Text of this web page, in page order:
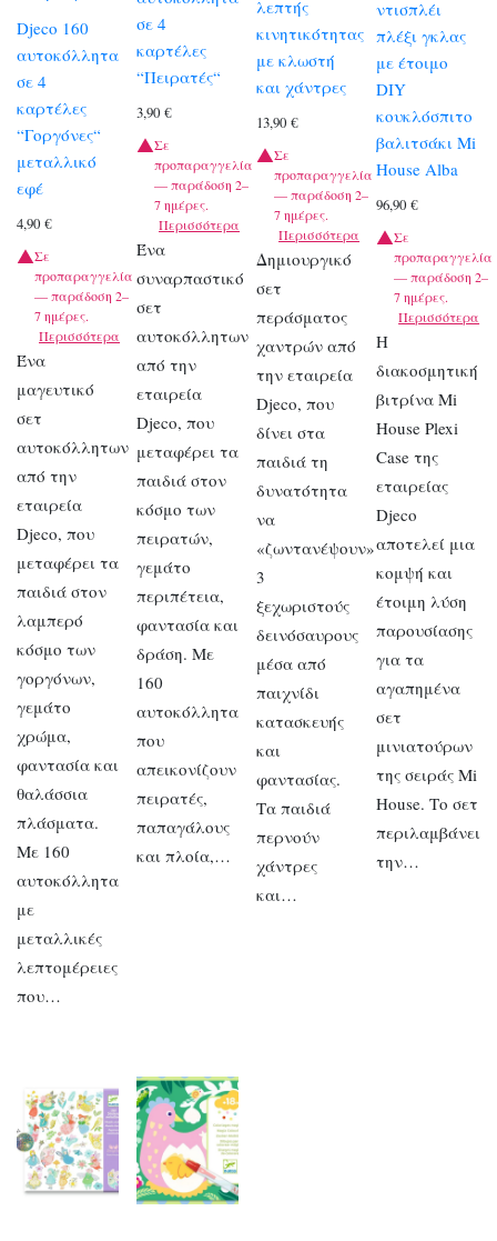
Djeco 160
αυτοκόλλητα
σε 4
καρτέλες
“Γοργόνες“
μεταλλικό
εφέ
4,90 €
Σε
προπαραγγελία
— παράδοση 2–
7 ημέρες.
Περισσότερα
Ένα
μαγευτικό
σετ
αυτοκόλλητων
από την
εταιρεία
Djeco, που
μεταφέρει τα
παιδιά στον
λαμπερό
κόσμο των
γοργόνων,
γεμάτο
χρώμα,
φαντασία και
θαλάσσια
πλάσματα.
Με 160
αυτοκόλλητα
με
μεταλλικές
λεπτομέρειες
που…
σε 4
καρτέλες
“Πειρατές“
3,90€
Σε
προπαραγγελία
— παράδοση 2–
7 ημέρες.
Περισσότερα
Ένα
συναρπαστικό
σετ
αυτοκόλλητων
από την
εταιρεία
Djeco, που
μεταφέρει τα
παιδιά στον
κόσμο των
πειρατών,
γεμάτο
περιπέτεια,
φαντασία και
δράση. Με
160
αυτοκόλλητα
που
απεικονίζουν
πειρατές,
παπαγάλους
και πλοία,…
λεπτής
κινητικότητας
με κλωστή
και χάντρες
13,90€
Σε
προπαραγγελία
— παράδοση 2–
7 ημέρες.
Περισσότερα
Δημιουργικό
σετ
περάσματος
χαντρών από
την εταιρεία
Djeco, που
δίνει στα
παιδιά τη
δυνατότητα
να
«ζωντανέψουν»
3
ξεχωριστούς
δεινόσαυρους
μέσα από
παιχνίδι
κατασκευής
και
φαντασίας.
Τα παιδιά
περνούν
χάντρες
και…
ντισπλέι
πλέξι γκλας
με έτοιμο
DIY
κουκλόσπιτο
βαλιτσάκι Mi
House Alba
96,90€
Σε
προπαραγγελία
— παράδοση 2–
7 ημέρες.
Περισσότερα
Η
διακοσμητική
βιτρίνα Mi
House Plexi
Case της
εταιρείας
Djeco
αποτελεί μια
κομψή και
έτοιμη λύση
παρουσίασης
για τα
αγαπημένα
σετ
μινιατούρων
της σειράς Mi
House. Το σετ
περιλαμβάνει
την…